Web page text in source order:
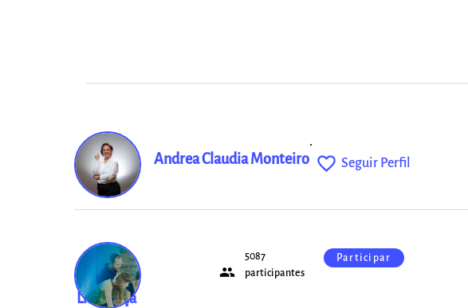
Andrea Claudia Monteiro
.
favorite_outline Seguir Perfil
Polo de
Liderança
people
5087
participantes
Participar